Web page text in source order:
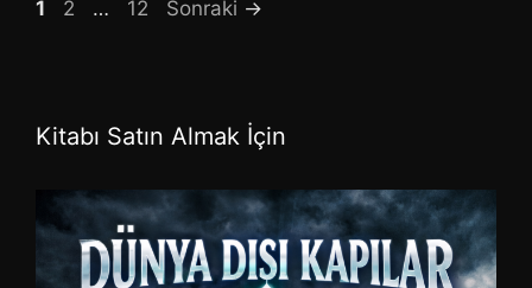
Sayfa
1 Sayfa
2 … Sayfa
12 Sonraki →
Kitabı Satın Almak İçin